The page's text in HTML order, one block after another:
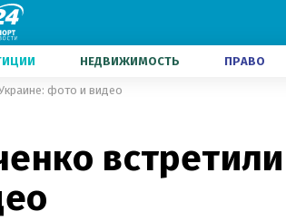
НЕДВИЖИМОСТЬ ПРАВО
фото и видео